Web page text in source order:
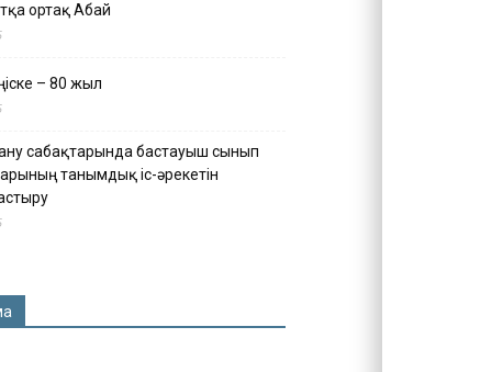
ортақ Абай
– 80 жыл
сабақтарында бастауыш сынып
танымдық іс-әрекетін